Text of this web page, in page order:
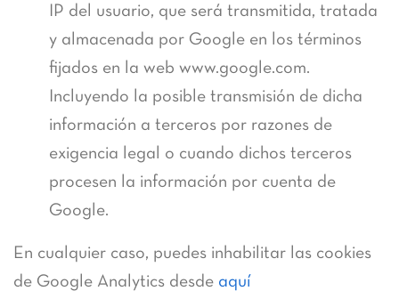
IP del usuario, que será transmitida, tratada
y almacenada por Google en los términos
fijados en la web www.google.com.
Incluyendo la posible transmisión de dicha
información a terceros por razones de
exigencia legal o cuando dichos terceros
procesen la información por cuenta de
Google.
En cualquier caso, puedes inhabilitar las cookies
de Google Analytics desde aquí